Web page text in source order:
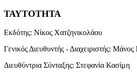
ΤΑΥΤΟΤΗΤΑ
Εκδότης: Νίκος Χατζηνικολάου
Γενικός Διευθυντής - Διαχειριστής: Μάνος
Διευθύντρια Σύνταξης: Στεφανία Κασίμη